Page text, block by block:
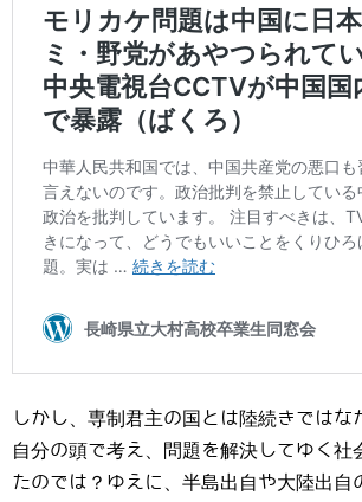
しかし、専制君主の国とは陸続きではな
自分の頭で考え、問題を解決してゆく社
たのでは？ゆえに、半島出自や大陸出自